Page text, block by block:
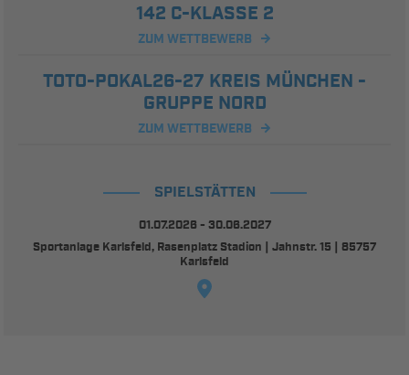
142 C-KLASSE 2
ZUM WETTBEWERB
TOTO-POKAL26-27 KREIS MÜNCHEN -
GRUPPE NORD
ZUM WETTBEWERB
SPIELSTÄTTEN
01.07.2026 - 30.06.2027
Sportanlage Karlsfeld, Rasenplatz Stadion | Jahnstr. 15 | 85757
Karlsfeld